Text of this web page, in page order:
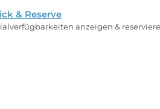
& Reserve
anzeigen &